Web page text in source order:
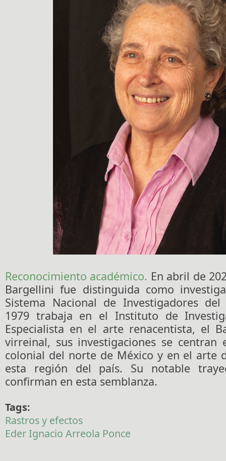
Reconocimiento académico. En abril de
Bargellini fue distinguida como
Sistema Nacional de Investigadores del
1979 trabaja en el Instituto de
Especialista en el arte renacentista, el
virreinal, sus investigaciones se centran
colonial del norte de México y en el arte
esta región del país. Su notable
confirman en esta semblanza.
Tags:
Rastros y efectos
Eder Ignacio Arreola Ponce